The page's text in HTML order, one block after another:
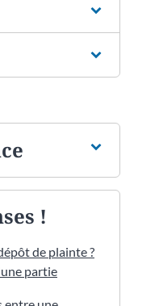
!
de plainte ?
partie